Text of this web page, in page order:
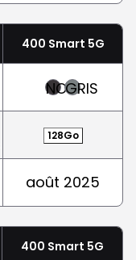
400 Smart 5G
NOIRGRIS
128Go
août 2025
400 Smart 5G